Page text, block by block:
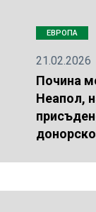
ЕВРОПА
21.02.2026
Почина
Неапол,